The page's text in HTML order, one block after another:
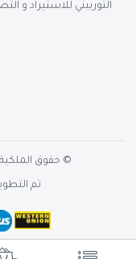
التوربيني للاستيراد و
© حقوق الملكية 2026 التوربيني للاستيراد و التصدير.
تم